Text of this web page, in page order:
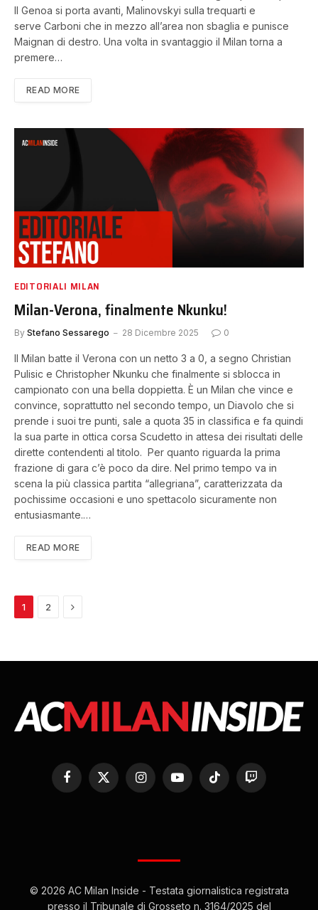
Il Genoa si porta avanti, Malinovskyi sulla trequarti e
serve Carboni che in mezzo all’area non sbaglia e punisce
Maignan di destro. Una volta in svantaggio il Milan torna a
premere…
READ MORE
EDITORIALI MILAN
Milan-Verona, finalmente Nkunku!
By Stefano Sessarego 28 Dicembre 2025 0
Il Milan batte il Verona con un netto 3 a 0, a segno Christian
Pulisic e Christopher Nkunku che finalmente si sblocca in
campionato con una bella doppietta. È un Milan che vince e
convince, soprattutto nel secondo tempo, un Diavolo che si
prende i suoi tre punti, sale a quota 35 in classifica e fa quindi
la sua parte in ottica corsa Scudetto in attesa dei risultati delle
dirette contendenti al titolo. Per quanto riguarda la prima
frazione di gara c’è poco da dire. Nel primo tempo va in
scena la più classica partita “allegriana”, caratterizzata da
pochissime occasioni e uno spettacolo sicuramente non
entusiasmante.…
READ MORE
1 2 Next
Facebook
X
(Twitter)
InstagramYouTubeTikTok Twitch
© 2026 AC Milan Inside - Testata giornalistica registrata
presso il Tribunale di Grosseto n. 3164/2025 del